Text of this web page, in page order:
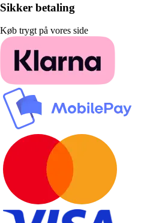
Sikker betaling
Køb trygt på vores side